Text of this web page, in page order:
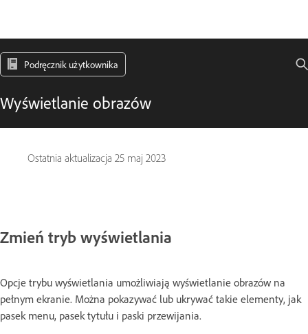
Podręcznik użytkownika
Wyświetlanie obrazów
Ostatnia aktualizacja 25 maj 2023
Zmień tryb wyświetlania
Opcje trybu wyświetlania umożliwiają wyświetlanie obrazów na
pełnym ekranie. Można pokazywać lub ukrywać takie elementy, jak
pasek menu, pasek tytułu i paski przewijania.